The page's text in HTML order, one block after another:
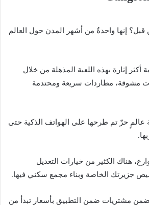
قبل؟ إنها واحدةٌ من أشهر المدن حول العالم
أكثر إثارة بهذه اللعبة المذهلة من خلال
مشوقة، مطاردات سريعة ومحتدمة
عالمٍ حرّ تم طرحها على الهواتف الذكية حتى
هناك الكثير من خيارات التعديل
جزيرتك الخاصة وبناء مجمع سكني فيها.
مشتريات ضمن التطبيق بأسعار تبدأ من